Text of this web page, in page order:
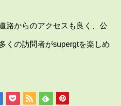
路からのアクセスも良く、公
くの訪問者がsupergtを楽しめ